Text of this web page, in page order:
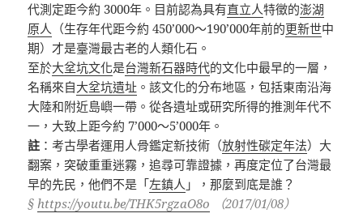
代測定距今約 3000年。目前認為具有直立人特徵的澎湖
原人 （生存年代距今約 450’000～190’000年前的更新世中
期）才是臺灣最古老的人類化石。
至於大坌坑文化是台灣新石器時代的文化中最早的一層，
名稱來自大坌坑遺址 。該文化的分布地區，包括東南沿海
大陸和附近島嶼一帶。從各遺址或研究所得的推測年代不
一，大致上距今約 7’000～5’000年。
註 ：考古學者運用人骨鑑定新技術（放射性碳定年法）大
翻案，突破重重迷霧，追尋可靠證據，再度定位了台灣最
早的先民，他們不是「左鎮人 」，那麼到底是誰？
§https://youtu.be/THK5rgzaO8o （2017/01/08）